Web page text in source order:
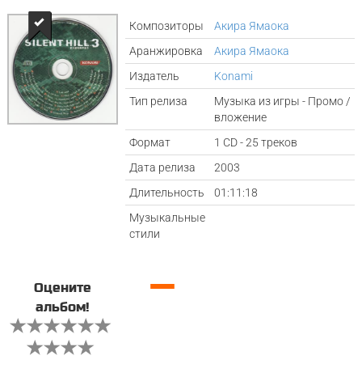
Композиторы
Акира Ямаока
Аранжировка
Акира Ямаока
Издатель
Konami
Тип релиза
Музыка из игры - Промо /
вложение
Формат
1 CD - 25 треков
Дата релиза
2003
Длительность
01:11:18
Музыкальные
стили
Оцените
альбом!
—